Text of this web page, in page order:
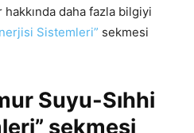
daha fazla bilgiyi
Sistemleri” sekmesi
Suyu-Sıhhi
sekmesi